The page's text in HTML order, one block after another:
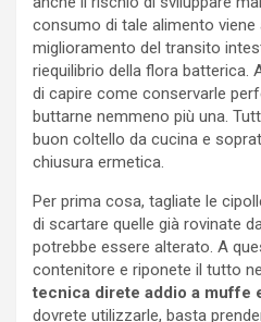
consumo di tale alimento
miglioramento del transito
riequilibrio della flora batterica.
di capire come conservarle
buttarne nemmeno più una.
buon coltello da cucina e
chiusura ermetica.
Per prima cosa, tagliate le
di scartare quelle già rovinate
potrebbe essere alterato. A
contenitore e riponete il tutto
tecnica direte addio a muffe
dovrete utilizzarle, basta